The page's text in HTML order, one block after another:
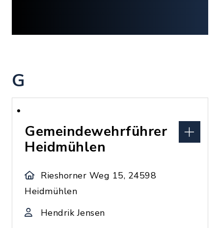
G
Gemeindewehrführer
Heidmühlen
Rieshorner Weg 15, 24598
Heidmühlen
Hendrik Jensen